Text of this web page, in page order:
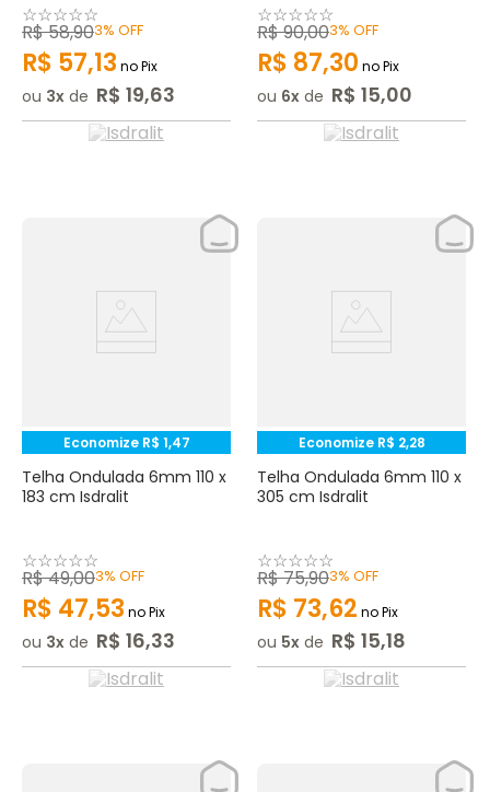
☆☆☆☆☆
R$58,903% OFF
R$ 57,13 no Pix
ou 3 de R$ 19,63
☆☆☆☆☆
R$90,003% OFF
R$ 87,30 no Pix
ou 6 de R$ 15,00
Economize R$ 1,47
Telha Ondulada 6mm 110 x
183 cm Isdralit
☆☆☆☆☆
R$49,003% OFF
R$ 47,53 no Pix
ou 3 de R$ 16,33
Economize R$ 2,28
Telha Ondulada 6mm 110 x
305 cm Isdralit
☆☆☆☆☆
R$75,903% OFF
R$ 73,62 no Pix
ou 5 de R$ 15,18